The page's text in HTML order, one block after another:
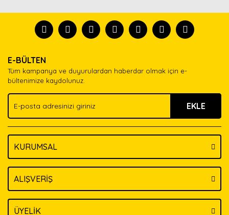
tanısın.
formunu kullanarak tarafımıza iletebilirsiniz.
Görüş ve önerileriniz için teşekkür ederiz.
Ürün açıklamasında eksik bilgiler bulunuyor.
Ürün bilgilerinde hatalar bulunuyor.
Ürün fiyatı diğer sitelerden daha pahalı.
Bu ürüne benzer farklı alternatifler olmalı.
E-BÜLTEN
Tüm kampanya ve duyurulardan haberdar olmak için e-
bültenimize kaydolunuz.
EKLE
KURUMSAL
ALIŞVERİŞ
ÜYELİK